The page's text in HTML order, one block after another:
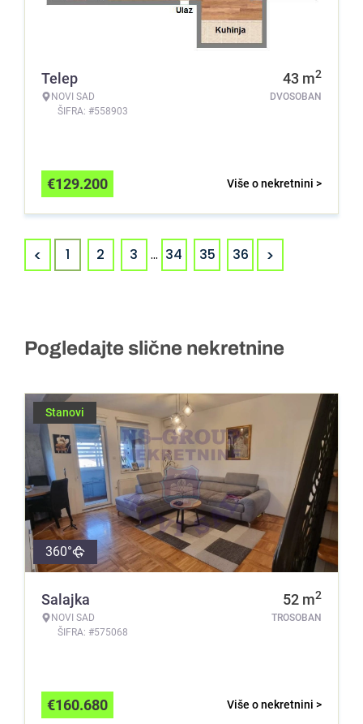
Telep
NOVI SAD
ŠIFRA: #558903
43 m2
DVOSOBAN
Više o nekretnini >
€129.200
< 1 2 3 ... 34 35 36 >
Pogledajte slične nekretnine
Stanovi
360°
Salajka
NOVI SAD
ŠIFRA: #575068
52 m2
TROSOBAN
Više o nekretnini >
€160.680